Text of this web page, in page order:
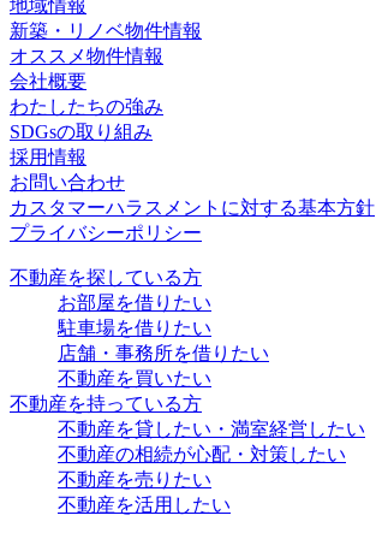
地域情報
新築・リノベ物件情報
オススメ物件情報
会社概要
わたしたちの強み
SDGsの取り組み
採用情報
お問い合わせ
カスタマーハラスメントに対する基本方針
プライバシーポリシー
不動産を探している方
お部屋を借りたい
駐車場を借りたい
店舗・事務所を借りたい
不動産を買いたい
不動産を持っている方
不動産を貸したい・満室経営したい
不動産の相続が心配・対策したい
不動産を売りたい
不動産を活用したい